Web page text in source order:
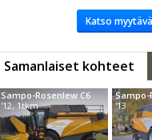
Katso
Samanlaiset kohteet
Sampo-Rosenlew C6
'12, 1tkm
Sampo-
'13